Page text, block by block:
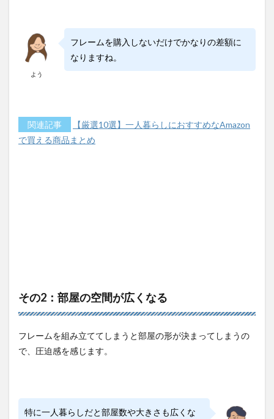
よう
フレームを購入しないだけでかなりの差額に
なりますね。
関連記事
【厳選10選】一人暮らしにおすすめなAmazon
で買える商品まとめ
その2：部屋の空間が広くなる
フレームを組み立ててしまうと部屋の形が決まってしまうの
で、圧迫感を感じます。
特に一人暮らしだと部屋数や大きさも広くな